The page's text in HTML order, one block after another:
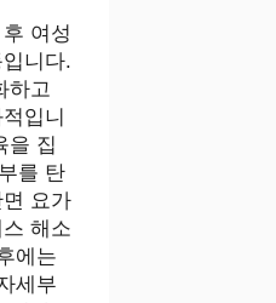
여성
니다.
하고
입니
을 집
를 탄
요가
해소
에는
세부